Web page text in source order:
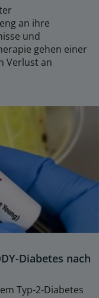
an ihre
und
gehen einer
Verlust an
Diabetes nach
Typ-2-Diabetes